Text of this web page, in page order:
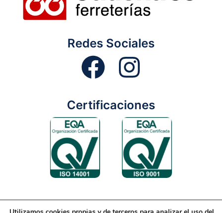
Redes Sociales
Certificaciones